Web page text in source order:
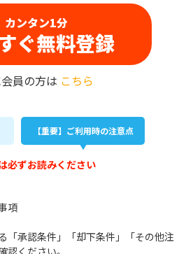
カンタン1分
ぐ無料登録
員の方は こちら
【重要】ご利用時の注意点
必ずお読みください
項
「承認条件」「却下条件」「その他注